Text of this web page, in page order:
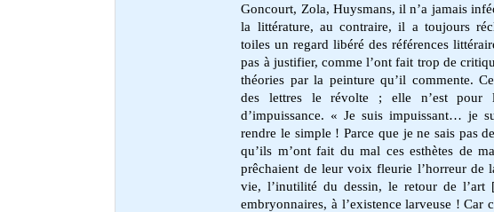
Goncourt, Zola, Huysmans, il n’a jamais
la littérature, au contraire, il a toujours
toiles un regard libéré des références
pas à justifier, comme l’ont fait trop de
théories par la peinture qu’il commente.
des lettres le révolte ; elle n’est pour
d’impuissance. « Je suis impuissant… je
rendre le simple ! Parce que je ne sais pas
qu’ils m’ont fait du mal ces esthètes de
prêchaient de leur voix fleurie l’horreur de
vie, l’inutilité du dessin, le retour de
embryonnaires, à l’existence larveuse ! Car